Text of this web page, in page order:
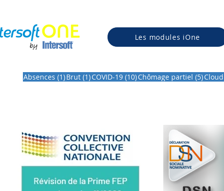
Les modules iOne
Absences (1)1 post
Brut (1)1 post
COVID-19 (10)10 posts
Chômage partiel (5)5Cloud